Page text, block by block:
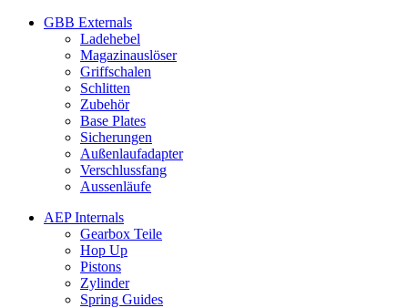
GBB Externals
Ladehebel
Magazinauslöser
Griffschalen
Schlitten
Zubehör
Base Plates
Sicherungen
Außenlaufadapter
Verschlussfang
Aussenläufe
AEP Internals
Gearbox Teile
Hop Up
Pistons
Zylinder
Spring Guides